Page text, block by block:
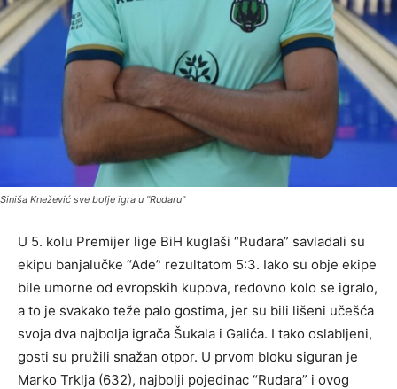
Siniša Knežević sve bolje igra u "Rudaru"
U 5. kolu Premijer lige BiH kuglaši “Rudara” savladali su
ekipu banjalučke “Ade” rezultatom 5:3. Iako su obje ekipe
bile umorne od evropskih kupova, redovno kolo se igralo,
a to je svakako teže palo gostima, jer su bili lišeni učešća
svoja dva najbolja igrača Šukala i Galića. I tako oslabljeni,
gosti su pružili snažan otpor. U prvom bloku siguran je
Marko Trklja (632), najbolji pojedinac “Rudara” i ovog